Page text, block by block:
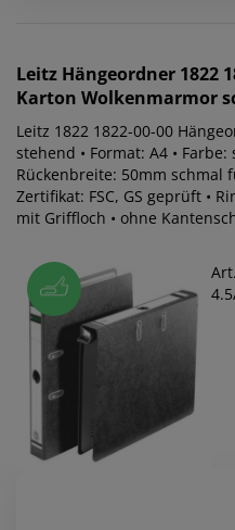
Leitz Hängeordner 1822
Karton Wolkenmarmor
Leitz 1822 1822-00-00
stehend • Format: A4 •
Rückenbreite: 50mm schmal
Zertifikat: FSC, GS geprüft •
mit Griffloch • ohne